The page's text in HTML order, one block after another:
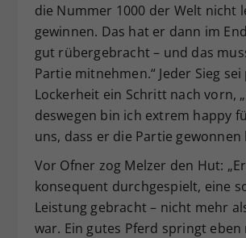
die Nummer 1000 der Welt nicht
gewinnen. Das hat er dann im
gut rübergebracht – und das
Partie mitnehmen.“ Jeder Sieg
Lockerheit ein Schritt nach vorn,
deswegen bin ich extrem happy
uns, dass er die Partie gewonnen
Vor Ofner zog Melzer den Hut:
konsequent durchgespielt, eine
Leistung gebracht – nicht mehr
war. Ein gutes Pferd springt